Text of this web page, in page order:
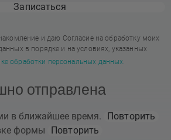
Записаться
и даю Согласие на обработку моих
в порядке и на условиях, указанных
обработки персональных данных.
отправлена
в ближайшее время.
Повторить
формы
Повторить